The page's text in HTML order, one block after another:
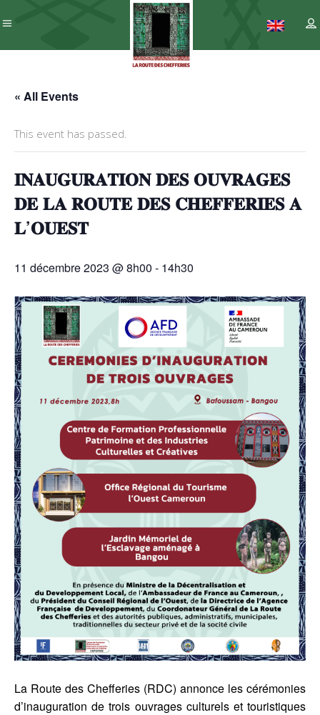
« All Events
This event has passed.
𝐈𝐍𝐀𝐔𝐆𝐔𝐑𝐀𝐓𝐈𝐎𝐍 𝐃𝐄𝐒 𝐎𝐔𝐕𝐑𝐀𝐆𝐄𝐒
𝐃𝐄 𝐋𝐀 𝐑𝐎𝐔𝐓𝐄 𝐃𝐄𝐒 𝐂𝐇𝐄𝐅𝐅𝐄𝐑𝐈𝐄𝐒 𝐀
𝐋’𝐎𝐔𝐄𝐒𝐓
11 décembre 2023 @ 8h00 - 14h30
La Route des Chefferies (RDC) annonce les cérémonies
d’inauguration de trois ouvrages culturels et touristiques